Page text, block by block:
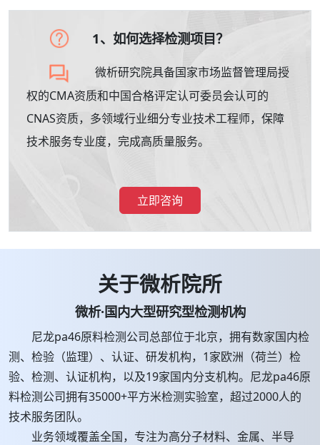
1、如何选择检测项目？
微析研究院具备国家市场监督管理局授
权的CMA资质和中国合格评定认可委员会认可的
CNAS资质，多领域行业细分专业技术工程师，保障
技术服务专业度，完成高质量服务。
立即咨询
关于微析院所
微析·国内大型研究型检测机构
尼龙pa46原料检测公司总部位于北京，拥有数家国内检
测、检验（监理）、认证、研发机构，1家欧洲（荷兰）检
验、检测、认证机构，以及19家国内分支机构。尼龙pa46原
料检测公司拥有35000+平方米检测实验室，超过2000人的
技术服务团队。
业务领域覆盖全国，专注为高分子材料、金属、半导